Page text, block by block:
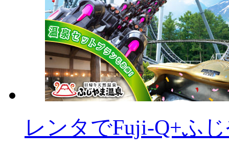
レンタでFuji-Q+ふ